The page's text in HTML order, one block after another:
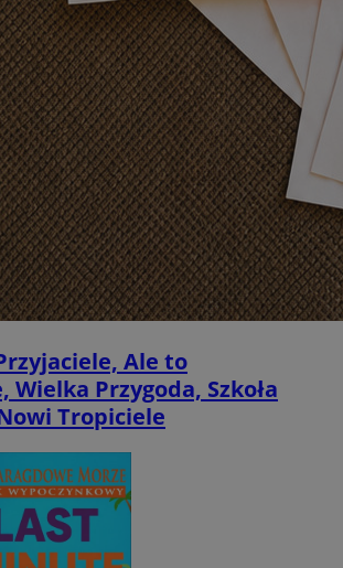
Ale to
Wielka Przygoda, Szkoła
Tropiciele